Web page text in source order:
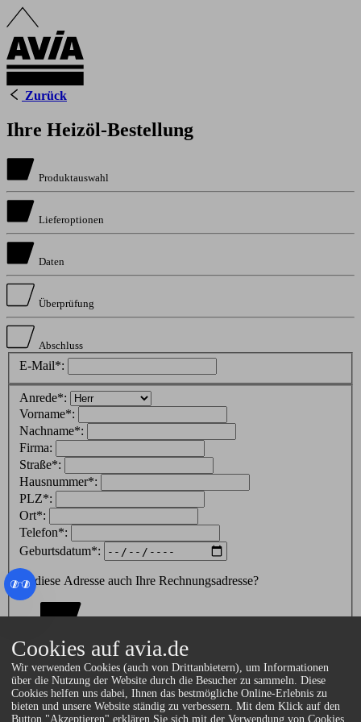
Zurück
Ihre Heizöl-Bestellung
Produktauswahl
Lieferoptionen
Daten
Überprüfung
Abschluss
E-Mail*:
Anrede*:
Vorname*:
Nachname*:
Firma:
Straße*:
Hausnummer*:
PLZ*:
Ort*:
Telefon*:
Geburtsdatum*:
Ist diese Adresse auch Ihre Rechnungsadresse?
Nein
Ich stimme zu, dass meine Angaben erhoben und
Cookies auf avia.de
Wir verwenden Cookies (auch von Drittanbietern), um Informationen
über die Nutzung der Website durch die Besucher zu sammeln. Diese
Cookies helfen uns dabei, Ihnen das bestmögliche Online-Erlebnis zu
bieten und unsere Website ständig zu verbessern. Mit dem Klick auf den
Button "Akzeptieren" erklären Sie sich mit der Verwendung von Cookies